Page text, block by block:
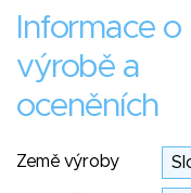
Informace o
výrobě a
oceněních
Země výroby